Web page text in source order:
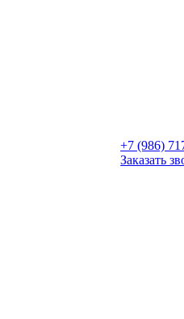
+7 (986)
Заказать